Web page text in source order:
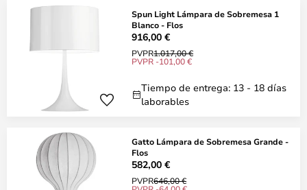
Spun Light Lámpara de Sobremesa 1
Blanco - Flos
916,00 €
PVPR1.017,00 €
PVPR -101,00 €
Tiempo de entrega: 13 - 18 días
laborables
Gatto Lámpara de Sobremesa Grande -
Flos
582,00 €
PVPR646,00 €